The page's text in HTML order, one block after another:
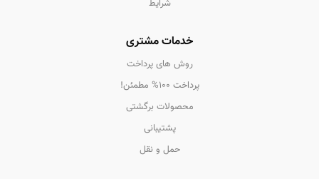
شرایط
خدمات مشتری
روش های پرداخت
پرداخت 100% مطمئن!
محصولات برگشتی
پشتیبانی
حمل و نقل